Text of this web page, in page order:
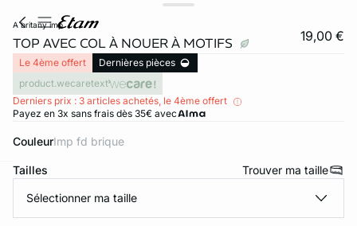
a britany imp
TOP AVEC COL À NOUER À MOTIFS 19,00 €
Le 4ème offert
Dernières pièces
product.wecaretext
Derniers prix : 3 articles achetés, le 4ème offert
Payez en 3x sans frais dès 35€ avec
Couleur imp fd brique
Tailles Trouver ma taille
Sélectionner ma taille